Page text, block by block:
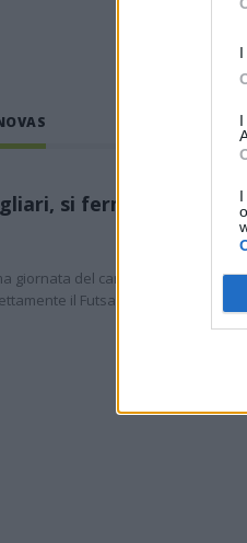
si ferma il Sestu
giornata del campionato di A2,
il Futsal…